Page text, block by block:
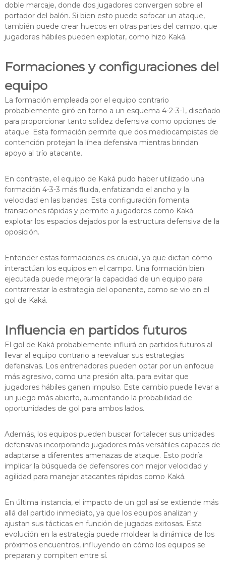
doble marcaje, donde dos jugadores convergen sobre el
portador del balón. Si bien esto puede sofocar un ataque,
también puede crear huecos en otras partes del campo, que
jugadores hábiles pueden explotar, como hizo Kaká.
Formaciones y configuraciones del
equipo
La formación empleada por el equipo contrario
probablemente giró en torno a un esquema 4-2-3-1, diseñado
para proporcionar tanto solidez defensiva como opciones de
ataque. Esta formación permite que dos mediocampistas de
contención protejan la línea defensiva mientras brindan
apoyo al trío atacante.
En contraste, el equipo de Kaká pudo haber utilizado una
formación 4-3-3 más fluida, enfatizando el ancho y la
velocidad en las bandas. Esta configuración fomenta
transiciones rápidas y permite a jugadores como Kaká
explotar los espacios dejados por la estructura defensiva de la
oposición.
Entender estas formaciones es crucial, ya que dictan cómo
interactúan los equipos en el campo. Una formación bien
ejecutada puede mejorar la capacidad de un equipo para
contrarrestar la estrategia del oponente, como se vio en el
gol de Kaká.
Influencia en partidos futuros
El gol de Kaká probablemente influirá en partidos futuros al
llevar al equipo contrario a reevaluar sus estrategias
defensivas. Los entrenadores pueden optar por un enfoque
más agresivo, como una presión alta, para evitar que
jugadores hábiles ganen impulso. Este cambio puede llevar a
un juego más abierto, aumentando la probabilidad de
oportunidades de gol para ambos lados.
Además, los equipos pueden buscar fortalecer sus unidades
defensivas incorporando jugadores más versátiles capaces de
adaptarse a diferentes amenazas de ataque. Esto podría
implicar la búsqueda de defensores con mejor velocidad y
agilidad para manejar atacantes rápidos como Kaká.
En última instancia, el impacto de un gol así se extiende más
allá del partido inmediato, ya que los equipos analizan y
ajustan sus tácticas en función de jugadas exitosas. Esta
evolución en la estrategia puede moldear la dinámica de los
próximos encuentros, influyendo en cómo los equipos se
preparan y compiten entre sí.